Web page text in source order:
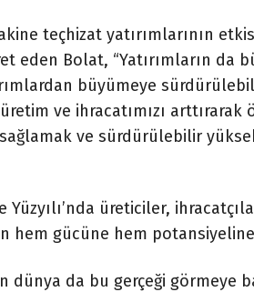
teçhizat yatırımlarının
eden Bolat, “Yatırımların da
büyümeye
ve ihracatımızı
sağlamak ve sürdürülebilir
üreticiler,
hem gücüne hem
dünya da bu gerçeği görmeye